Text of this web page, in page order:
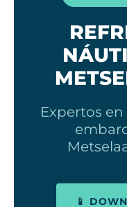
Expertos
📱